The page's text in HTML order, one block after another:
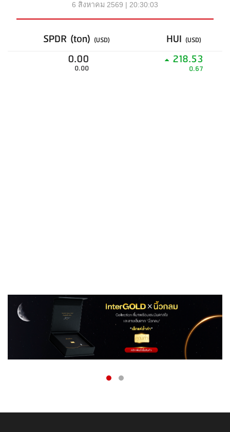
6 สิงหาคม 2569 | 20:30:03
SPDR (ton) (USD) HUI (USD)
0.00
0.00
218.53
0.67